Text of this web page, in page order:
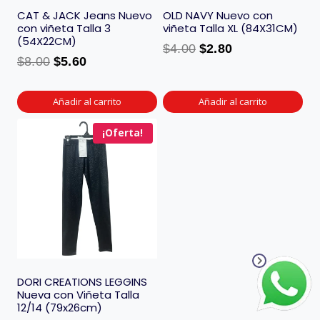
CAT & JACK Jeans Nuevo
con viñeta Talla 3
(54X22CM)
$8.00 $5.60
Añadir al carrito
OLD NAVY Nuevo con
viñeta Talla XL (84X31CM)
$4.00 $2.80
Añadir al carrito
¡Oferta!
DORI CREATIONS LEGGINS
Nueva con Viñeta Talla
12/14 (79x26cm)